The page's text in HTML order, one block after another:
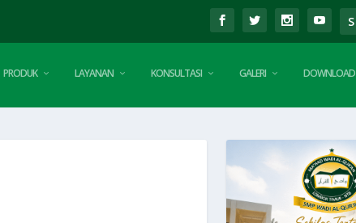
PRODUK LAYANAN KONSULTASI GALERI DOWNLOAD